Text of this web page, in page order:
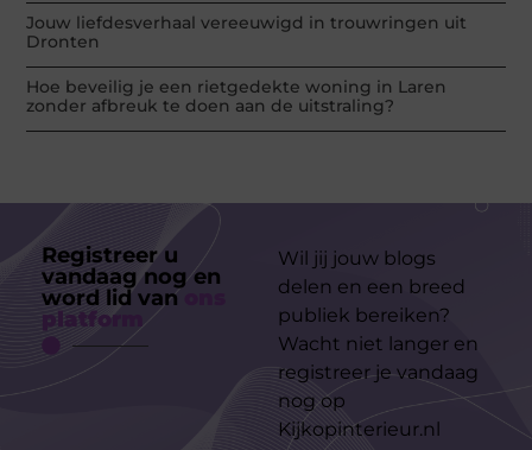
Jouw liefdesverhaal vereeuwigd in trouwringen uit
Dronten
Hoe beveilig je een rietgedekte woning in Laren
zonder afbreuk te doen aan de uitstraling?
Registreer u
vandaag nog en
word lid van
platform
Wil jij jouw blogs
delen en een breed
publiek bereiken?
Wacht niet langer en
registreer je vandaag
nog op
Kijkopinterieur.nl